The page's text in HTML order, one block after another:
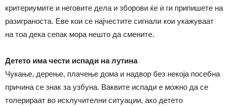
критериумите и неговите дела и зборови ќе ѝ ги припишете на
разиграноста. Еве кои се најчестите сигнали кои укажуваат
на тоа дека сепак мора нешто да смените.
Детето има чести испади на лутина
Чукање, дерење, плачење дома и надвор без некоја посебна
причина се знак за узбуна. Ваквите испади е можно да се
толерираат во исклучителни ситуации, ако детето